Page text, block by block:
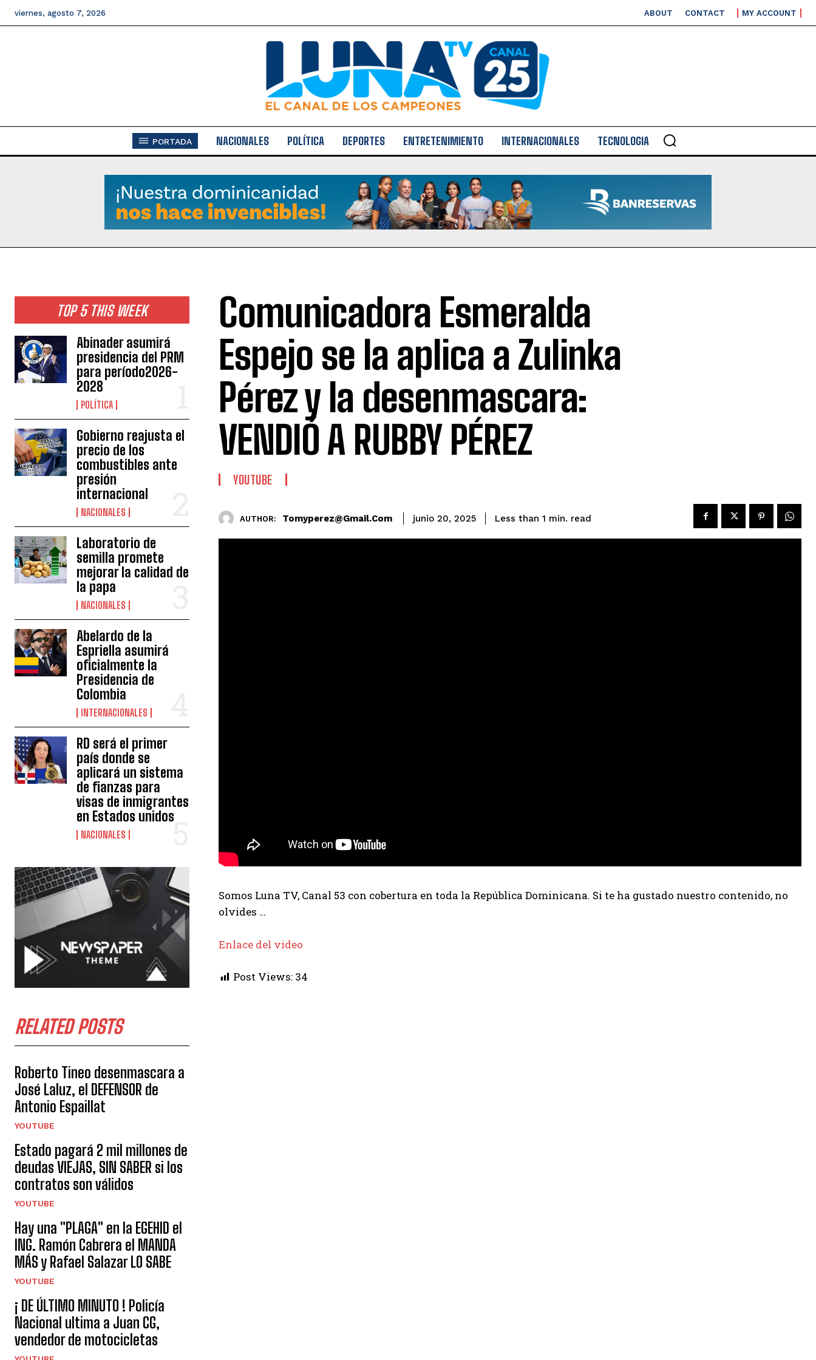
viernes, agosto 7, 2026 ABOUT CONTACT MY ACCOUNT
PORTADA NACIONALES POLÍTICA DEPORTES ENTRETENIMIENTO INTERNACIONALES TECNOLOGIA
TOP 5 THIS WEEK
Abinader asumirá
presidencia del PRM
para período2026-
2028
POLÍTICA
Gobierno reajusta el
precio de los
combustibles ante
presión
internacional
NACIONALES
Laboratorio de
semilla promete
mejorar la calidad de
la papa
NACIONALES
Abelardo de la
Espriella asumirá
oficialmente la
Presidencia de
Colombia
INTERNACIONALES
RD será el primer
país donde se
aplicará un sistema
de fianzas para
visas de inmigrantes
en Estados unidos
NACIONALES
RELATED POSTS
Roberto Tineo desenmascara a
José Laluz, el DEFENSOR de
Antonio Espaillat
YOUTUBE
Estado pagará 2 mil millones de
deudas VIEJAS, SIN SABER si los
contratos son válidos
YOUTUBE
Hay una "PLAGA" en la EGEHID el
ING. Ramón Cabrera el MANDA
MÁS y Rafael Salazar LO SABE
YOUTUBE
¡ DE ÚLTIMO MINUTO ! Policía
Nacional ultima a Juan CG,
vendedor de motocicletas
Comunicadora Esmeralda
Espejo se la aplica a Zulinka
Pérez y la desenmascara:
VENDIÓ A RUBBY PÉREZ
YOUTUBE
AUTHOR: Tomyperez@gmail.com junio 20, 2025 Less than 1 min. read
Somos Luna TV, Canal 53 con cobertura en toda la República Dominicana. Si te ha gustado nuestro contenido, no
olvides …
Enlace del video
Post Views: 34